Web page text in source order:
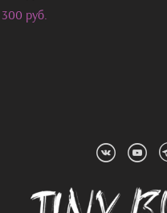
300 pуб.